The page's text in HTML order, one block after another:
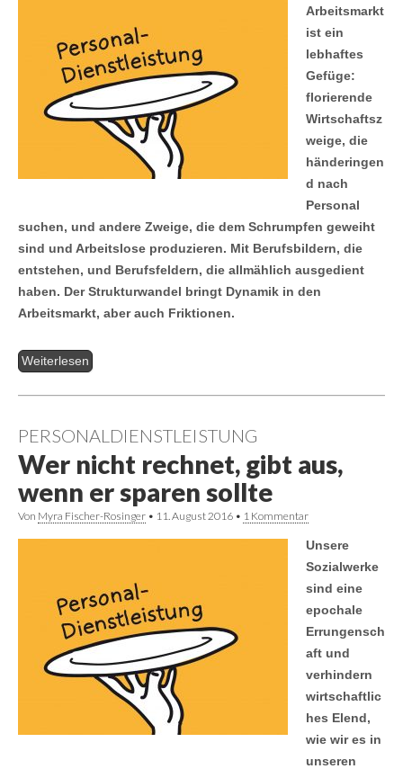
Arbeitsmarkt
ist ein
lebhaftes
Gefüge:
florierende
Wirtschaftsz
weige, die
händeringen
d nach
Personal
suchen, und andere Zweige, die dem Schrumpfen geweiht
sind und Arbeitslose produzieren. Mit Berufsbildern, die
entstehen, und Berufsfeldern, die allmählich ausgedient
haben. Der Strukturwandel bringt Dynamik in den
Arbeitsmarkt, aber auch Friktionen.
Weiterlesen
PERSONALDIENSTLEISTUNG
Wer nicht rechnet, gibt aus,
wenn er sparen sollte
Von Myra Fischer-Rosinger • 11. August 2016 • 1 Kommentar
Unsere
Sozialwerke
sind eine
epochale
Errungensch
aft und
verhindern
wirtschaftlic
hes Elend,
wie wir es in
unseren